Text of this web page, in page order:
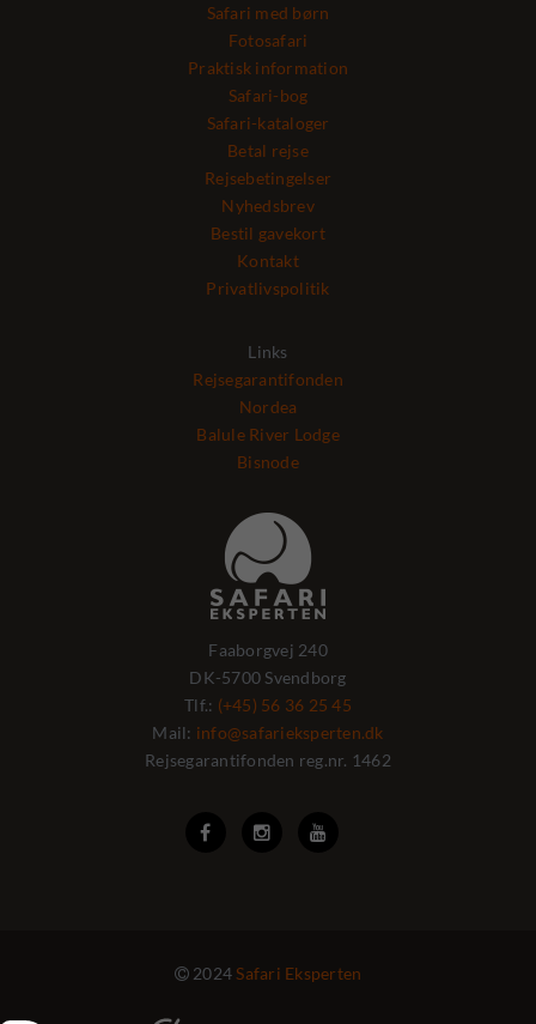
Safari med børn
Fotosafari
Praktisk information
Safari-bog
Safari-kataloger
Betal rejse
Rejsebetingelser
Nyhedsbrev
Bestil gavekort
Kontakt
Privatlivspolitik
Links
Rejsegarantifonden
Nordea
Balule River Lodge
Bisnode
Faaborgvej 240
DK-5700 Svendborg
Tlf.: (+45) 56 36 25 45
Mail: info@safarieksperten.dk
Rejsegarantifonden reg.nr. 1462
  
 2024Safari Eksperten